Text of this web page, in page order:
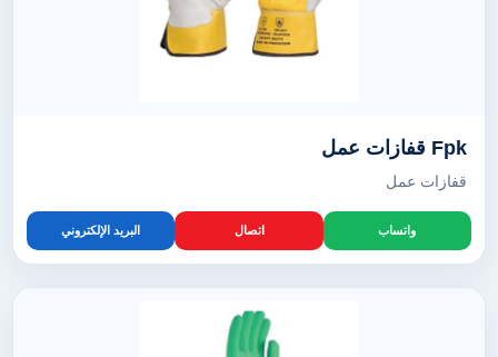
Fpk قفازات عمل
قفازات عمل
واتساب اتصال البريد الإلكتروني